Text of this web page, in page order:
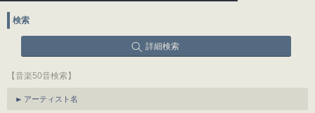
検索
詳細検索
【音楽50音検索】
アーティスト名